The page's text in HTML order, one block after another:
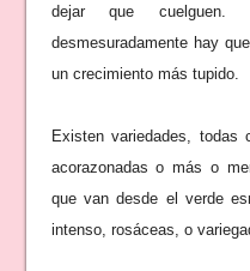
dejar que
desmesuradamente hay
un crecimiento más tupido.
Existen variedades, todas
acorazonadas o más o
que van desde el verde
intenso, rosáceas, o